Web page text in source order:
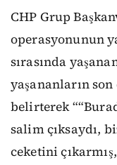
CHP Grup
operasyonunun
sırasında
yaşananların
belirterek
salim çıksaydı,
ceketini